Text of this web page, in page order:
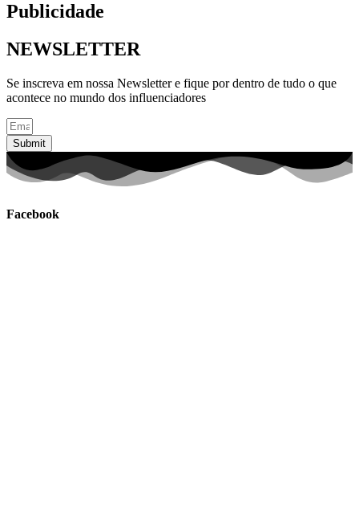
Publicidade
NEWSLETTER
Se inscreva em nossa Newsletter e fique por dentro de tudo o que
acontece no mundo dos influenciadores
Submit
Facebook